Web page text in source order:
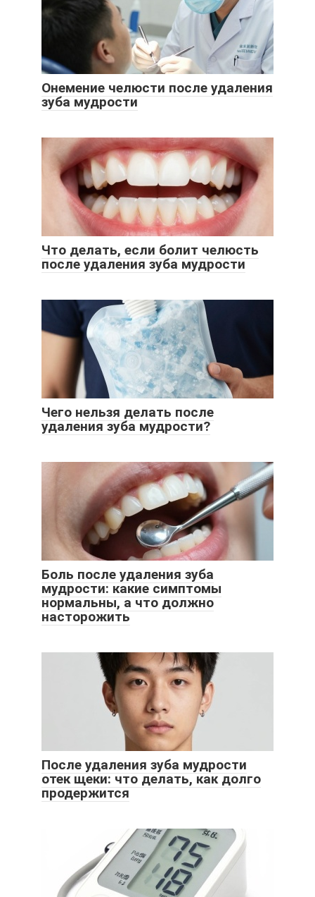
Онемение челюсти после удаления
зуба мудрости
Что делать, если болит челюсть
после удаления зуба мудрости
Чего нельзя делать после
удаления зуба мудрости?
Боль после удаления зуба
мудрости: какие симптомы
нормальны, а что должно
насторожить
После удаления зуба мудрости
отек щеки: что делать, как долго
продержится